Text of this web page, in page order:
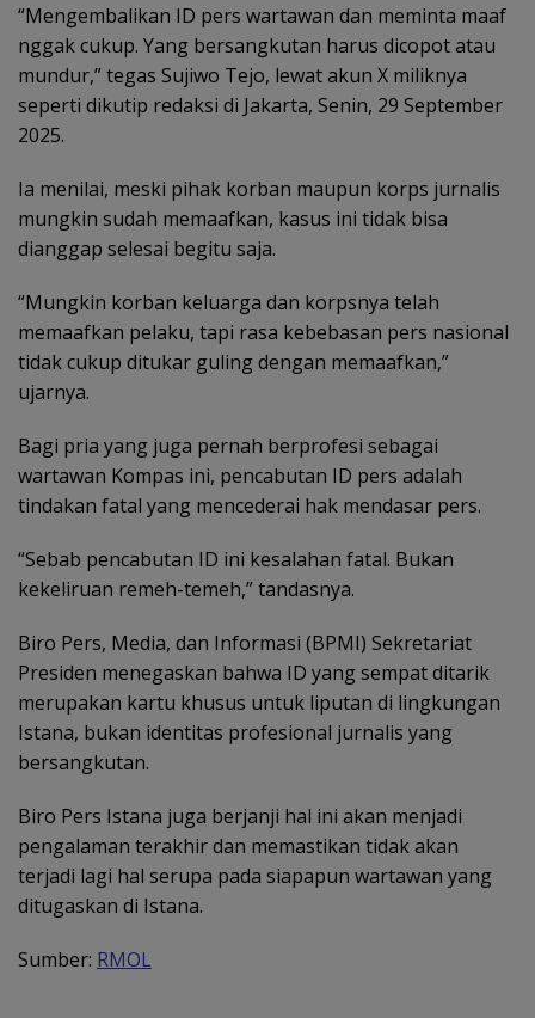
“Mengembalikan ID pers wartawan dan meminta maaf
nggak cukup. Yang bersangkutan harus dicopot atau
mundur,” tegas Sujiwo Tejo, lewat akun X miliknya
seperti dikutip redaksi di Jakarta, Senin, 29 September
2025.
Ia menilai, meski pihak korban maupun korps jurnalis
mungkin sudah memaafkan, kasus ini tidak bisa
dianggap selesai begitu saja.
“Mungkin korban keluarga dan korpsnya telah
memaafkan pelaku, tapi rasa kebebasan pers nasional
tidak cukup ditukar guling dengan memaafkan,”
ujarnya.
Bagi pria yang juga pernah berprofesi sebagai
wartawan Kompas ini, pencabutan ID pers adalah
tindakan fatal yang mencederai hak mendasar pers.
“Sebab pencabutan ID ini kesalahan fatal. Bukan
kekeliruan remeh-temeh,” tandasnya.
Biro Pers, Media, dan Informasi (BPMI) Sekretariat
Presiden menegaskan bahwa ID yang sempat ditarik
merupakan kartu khusus untuk liputan di lingkungan
Istana, bukan identitas profesional jurnalis yang
bersangkutan.
Biro Pers Istana juga berjanji hal ini akan menjadi
pengalaman terakhir dan memastikan tidak akan
terjadi lagi hal serupa pada siapapun wartawan yang
ditugaskan di Istana.
Sumber: RMOL